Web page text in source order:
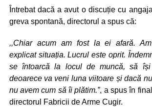
Întrebat dacă a avut o discuție cu
greva spontană, directorul a spus că:
,,Chiar acum am fost la ei afară.
explicat situația. Lucrul este oprit.
se întoarcă la locul de muncă, să își
deoarece va veni luna viitoare și dacă
nu avem cum să îi plătim.”, a spus în
directorul Fabricii de Arme Cugir.